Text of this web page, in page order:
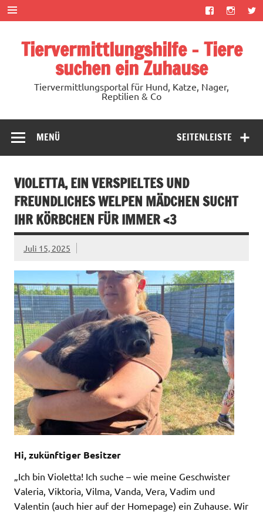
Zum
Inhalt
springen
Tiervermittlungshilfe – Tiere
suchen ein Zuhause
Tiervermittlungsportal für Hund, Katze, Nager,
Reptilien & Co
SEITENLEISTE
MENÜ
VIOLETTA, EIN VERSPIELTES UND
FREUNDLICHES WELPEN MÄDCHEN SUCHT
IHR KÖRBCHEN FÜR IMMER <3
Juli 15, 2025
Hi, zukünftiger Besitzer
„Ich bin Violetta! Ich suche – wie meine Geschwister
Valeria, Viktoria, Vilma, Vanda, Vera, Vadim und
Valentin (auch hier auf der Homepage) ein Zuhause. Wir